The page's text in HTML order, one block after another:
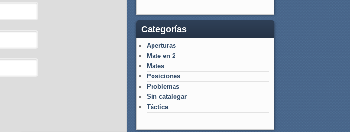
Categorías
Aperturas
Mate en 2
Mates
Posiciones
Problemas
Sin catalogar
Táctica